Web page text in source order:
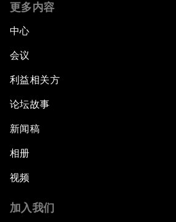
更多内容
中心
会议
利益相关方
论坛故事
新闻稿
相册
视频
加入我们